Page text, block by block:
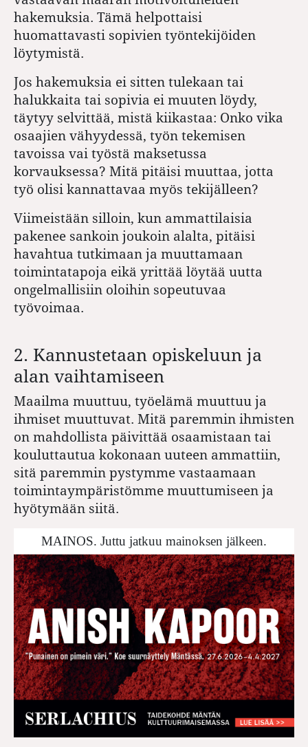
hakemuksia. Tämä helpottaisi
huomattavasti sopivien työntekijöiden
löytymistä.
Jos hakemuksia ei sitten tulekaan tai
halukkaita tai sopivia ei muuten löydy,
täytyy selvittää, mistä kiikastaa: Onko vika
osaajien vähyydessä, työn tekemisen
tavoissa vai työstä maksetussa
korvauksessa? Mitä pitäisi muuttaa, jotta
työ olisi kannattavaa myös tekijälleen?
Viimeistään silloin, kun ammattilaisia
pakenee sankoin joukoin alalta, pitäisi
havahtua tutkimaan ja muuttamaan
toimintatapoja eikä yrittää löytää uutta
ongelmallisiin oloihin sopeutuvaa
työvoimaa.
2. Kannustetaan opiskeluun ja
alan vaihtamiseen
Maailma muuttuu, työelämä muuttuu ja
ihmiset muuttuvat. Mitä paremmin ihmisten
on mahdollista päivittää osaamistaan tai
kouluttautua kokonaan uuteen ammattiin,
sitä paremmin pystymme vastaamaan
toimintaympäristömme muuttumiseen ja
hyötymään siitä.
MAINOS. Juttu jatkuu mainoksen jälkeen.